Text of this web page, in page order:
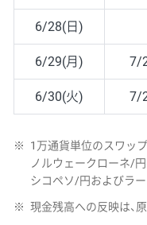
6/28(日)
6/29(月) 7/
6/30(火) 7/
※
1万通貨単位のスワッ
ノルウェークローネ/
シコペソ/円およびラー
※ 現金残高への反映は、